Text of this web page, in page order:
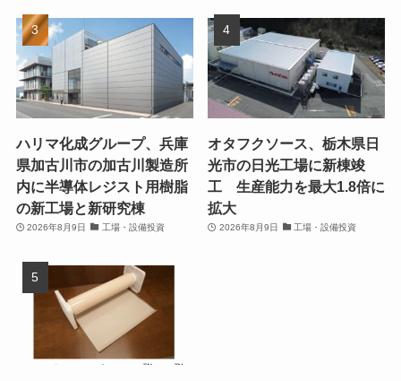
ハリマ化成グループ、兵庫
県加古川市の加古川製造所
内に半導体レジスト用樹脂
の新工場と新研究棟
2026年8月9日 工場・設備投資
オタフクソース、栃木県日
光市の日光工場に新棟竣
工 生産能力を最大1.8倍に
拡大
2026年8月9日 工場・設備投資